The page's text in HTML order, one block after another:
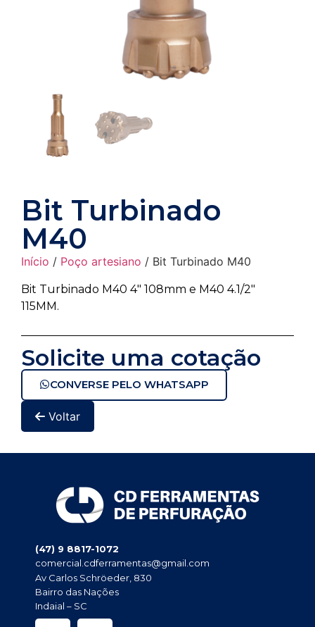
Bit Turbinado
M40
Início / Poço artesiano / Bit Turbinado M40
Bit Turbinado M40 4″ 108mm e M40 4.1/2″
115MM.
Solicite uma cotação
CONVERSE PELO WHATSAPP
Voltar
(47) 9 8817-1072
comercial.cdferramentas@gmail.com
Av Carlos Schröeder, 830
Bairro das Nações
Indaial – SC